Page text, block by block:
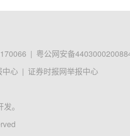
| 粤公网安备
中心 | 证券时报网举报中心
。